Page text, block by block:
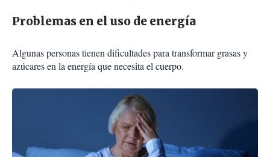
Problemas en el uso de energía
Algunas personas tienen dificultades para transformar grasas y
azúcares en la energía que necesita el cuerpo.